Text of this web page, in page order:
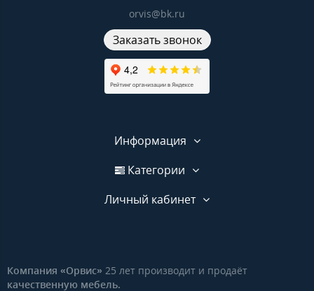
orvis@bk.ru
Заказать звонок
Информация
Категории
Личный кабинет
Компания «Орвис» 25 лет производит и продаёт
качественную мебель.